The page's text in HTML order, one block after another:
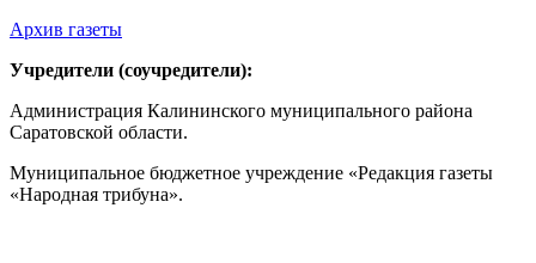
Архив газеты
Учредители (соучредители):
Администрация Калининского муниципального района
Саратовской области.
Муниципальное бюджетное учреждение «Редакция газеты
«Народная трибуна».